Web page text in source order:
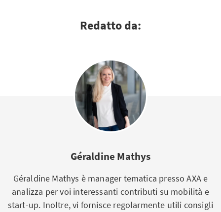
Redatto da:
Géraldine Mathys
Géraldine Mathys è manager tematica presso AXA e
analizza per voi interessanti contributi su mobilità e
start-up. Inoltre, vi fornisce regolarmente utili consigli